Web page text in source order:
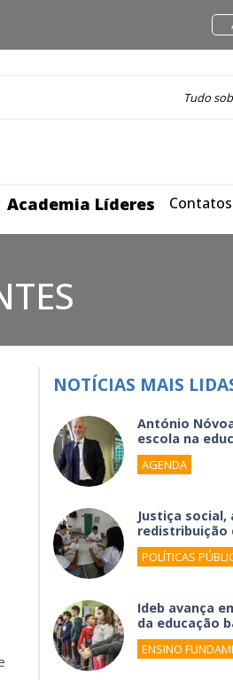
Academia Líderes Contatos
NOTÍCIAS MAIS
António
escola na
AGENDA
Justiça
redistribuição
POLÍTICAS
Ideb avança
da educação
ENSINO